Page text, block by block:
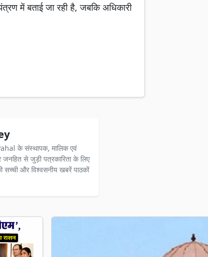
में बताई जा रही है, जबकि अधिकारी
के संस्थापक, मालिक एवं
से जुड़ी पत्रकारिता के लिए
सच्ची और विश्वसनीय खबरें पाठकों